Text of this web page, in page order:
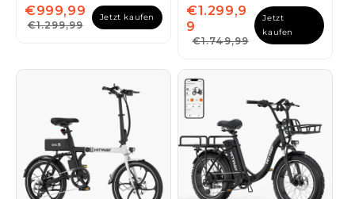
capability.
€999,99
€1.299,99
Jetzt kaufen
€1.299,9
9
€1.749,99
Jetzt
kaufen